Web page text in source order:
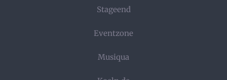
Stageend
Eventzone
Musiqua